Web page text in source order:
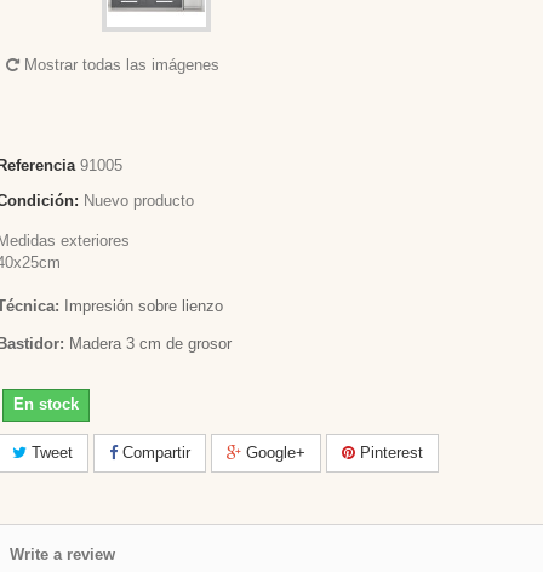
Mostrar todas las imágenes
91005
Nuevo producto
exteriores
Impresión sobre lienzo
Madera 3 cm de grosor
En stock
Tweet Compartir Google+ Pinterest
Write a review